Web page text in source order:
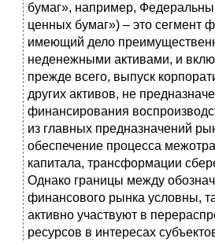
бумаг», например,
ценных бумаг») – это сегмент
имеющий дело
неденежными активами, и
прежде всего, выпуск
других активов, не
финансирования
из главных предназначений
обеспечение процесса
капитала, трансформации
Однако границы между
финансового рынка условны,
активно участвуют в
ресурсов в интересах